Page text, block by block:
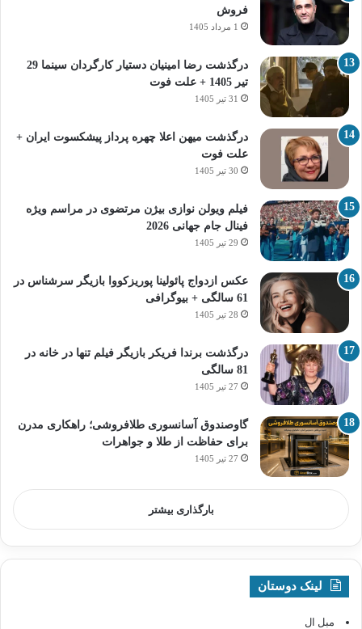
فروش
1 مرداد 1405
درگذشت رضا امینیان دستیار کارگردان سینما 29
تیر 1405 + علت فوت
31 تیر 1405
درگذشت میهن اعلا چهره پرداز پیشکسوت ایران +
علت فوت
30 تیر 1405
فیلم ویولن نوازی بیژن مرتضوی در مراسم ویژه
فینال جام جهانی 2026
29 تیر 1405
عکس ازدواج پائولینا پوریزکووا بازیگر سرشناس در
61 سالگی + بیوگرافی
28 تیر 1405
درگذشت برندا فریکر بازیگر فیلم تنها در خانه در
81 سالگی
27 تیر 1405
گاوصندوق آسانسوری طلافروشی؛ راهکاری مدرن
برای حفاظت از طلا و جواهرات
27 تیر 1405
بارگذاری بیشتر
لینک دوستان
مبل ال